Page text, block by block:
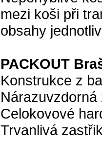
mezi koši při
obsahy
PACKOUT
Konstrukce z
Celokovové
Trvanlivá